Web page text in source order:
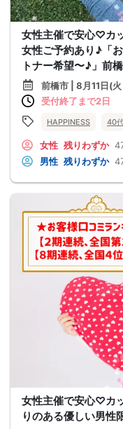
女性主催で安心♡カ
女性ご予約あり♪「
トナー希望〜♪」前
前橋市 | 8月11日(
受付終了まで2日
HAPPINESS 40
女性 残りわずか
男性 残りわずか
女性主催で安心♡カ
りのある優しい男性